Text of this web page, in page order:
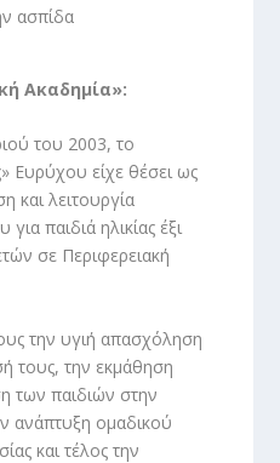
ασπίδα
Ακαδημία»:
του 2003, το
Ευρύχου είχε θέσει ως
και λειτουργία
παιδιά ηλικίας έξι
σε Περιφερειακή
την υγιή απασχόληση
τους, την εκμάθηση
των παιδιών στην
ανάπτυξη ομαδικού
και τέλος την